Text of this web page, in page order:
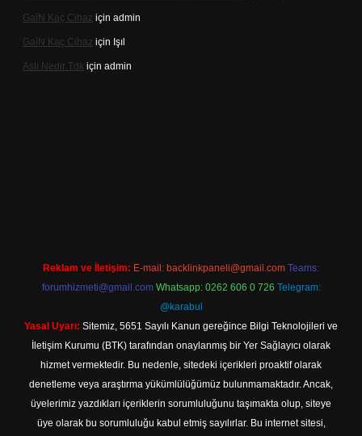
Gai̇N Kaç Cihaz için admin
Gai̇N Kaç Cihaz için Işıl
Aslı Nedir Tdk için admin
Reklam ve İletişim: E-mail: backlinkpaneli@gmail.com Teams:
forumhizmeti@gmail.com Whatsapp: 0262 606 0 726 Telegram:
@karabul
Yasal Uyarı: Sitemiz, 5651 Sayılı Kanun gereğince Bilgi Teknolojileri ve
İletişim Kurumu (BTK) tarafından onaylanmış bir Yer Sağlayıcı olarak
hizmet vermektedir. Bu nedenle, sitedeki içerikleri proaktif olarak
denetleme veya araştırma yükümlülüğümüz bulunmamaktadır. Ancak,
üyelerimiz yazdıkları içeriklerin sorumluluğunu taşımakta olup, siteye
üye olarak bu sorumluluğu kabul etmiş sayılırlar. Bu internet sitesi,